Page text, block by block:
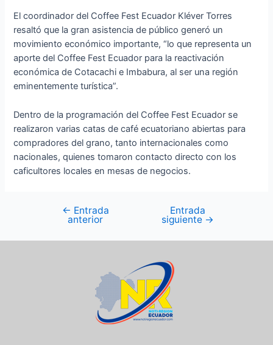
El coordinador del Coffee Fest Ecuador Kléver Torres
resaltó que la gran asistencia de público generó un
movimiento económico importante, “lo que representa un
aporte del Coffee Fest Ecuador para la reactivación
económica de Cotacachi e Imbabura, al ser una región
eminentemente turística”.
Dentro de la programación del Coffee Fest Ecuador se
realizaron varias catas de café ecuatoriano abiertas para
compradores del grano, tanto internacionales como
nacionales, quienes tomaron contacto directo con los
caficultores locales en mesas de negocios.
← Entrada
anterior
Entrada
siguiente →